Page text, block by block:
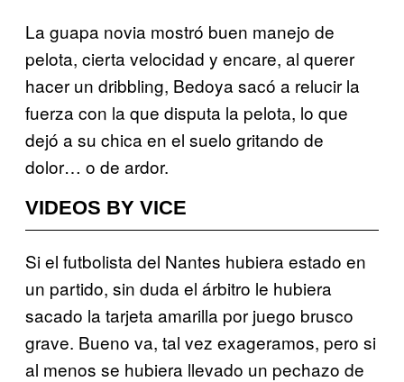
La guapa novia mostró buen manejo de
pelota, cierta velocidad y encare, al querer
hacer un dribbling, Bedoya sacó a relucir la
fuerza con la que disputa la pelota, lo que
dejó a su chica en el suelo gritando de
dolor… o de ardor.
VIDEOS BY VICE
Si el futbolista del Nantes hubiera estado en
un partido, sin duda el árbitro le hubiera
sacado la tarjeta amarilla por juego brusco
grave. Bueno va, tal vez exageramos, pero si
al menos se hubiera llevado un pechazo de